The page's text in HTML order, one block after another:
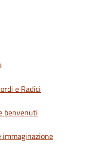
e Radici
benvenuti